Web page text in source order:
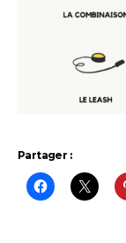
Partager :